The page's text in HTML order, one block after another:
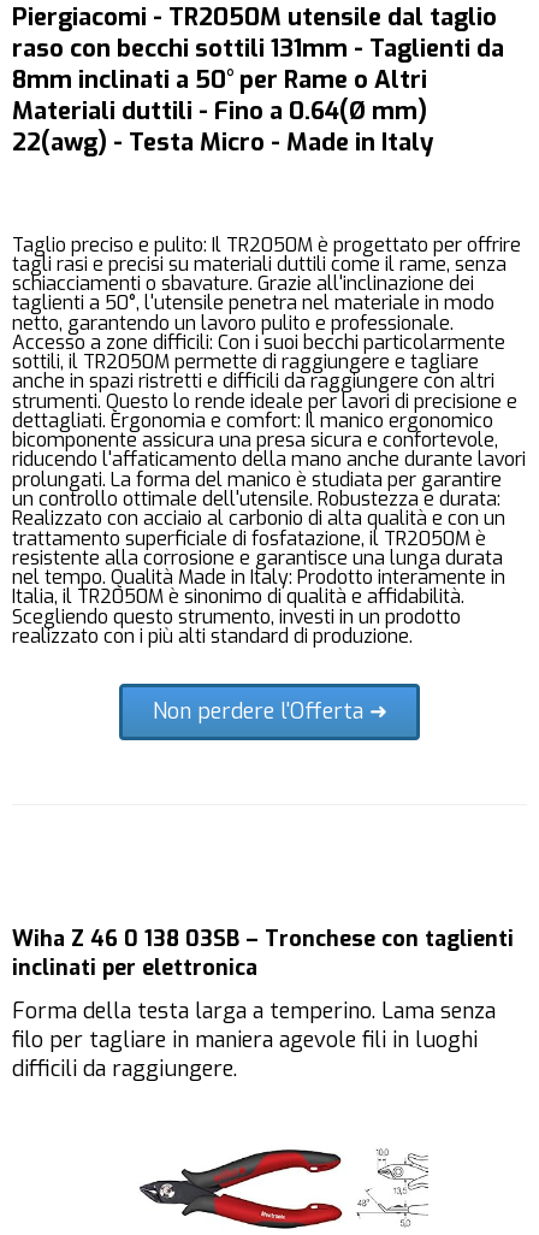
Piergiacomi - TR2050M utensile dal taglio
raso con becchi sottili 131mm - Taglienti da
8mm inclinati a 50° per Rame o Altri
Materiali duttili - Fino a 0.64(Ø mm)
22(awg) - Testa Micro - Made in Italy
Taglio preciso e pulito: Il TR2050M è progettato per offrire
tagli rasi e precisi su materiali duttili come il rame, senza
schiacciamenti o sbavature. Grazie all'inclinazione dei
taglienti a 50°, l'utensile penetra nel materiale in modo
netto, garantendo un lavoro pulito e professionale.
Accesso a zone difficili: Con i suoi becchi particolarmente
sottili, il TR2050M permette di raggiungere e tagliare
anche in spazi ristretti e difficili da raggiungere con altri
strumenti. Questo lo rende ideale per lavori di precisione e
dettagliati. Ergonomia e comfort: Il manico ergonomico
bicomponente assicura una presa sicura e confortevole,
riducendo l'affaticamento della mano anche durante lavori
prolungati. La forma del manico è studiata per garantire
un controllo ottimale dell'utensile. Robustezza e durata:
Realizzato con acciaio al carbonio di alta qualità e con un
trattamento superficiale di fosfatazione, il TR2050M è
resistente alla corrosione e garantisce una lunga durata
nel tempo. Qualità Made in Italy: Prodotto interamente in
Italia, il TR2050M è sinonimo di qualità e affidabilità.
Scegliendo questo strumento, investi in un prodotto
realizzato con i più alti standard di produzione.
Non perdere l'Offerta ➜
Wiha Z 46 0 138 03SB – Tronchese con taglienti
inclinati per elettronica
Forma della testa larga a temperino. Lama senza
filo per tagliare in maniera agevole fili in luoghi
difficili da raggiungere.